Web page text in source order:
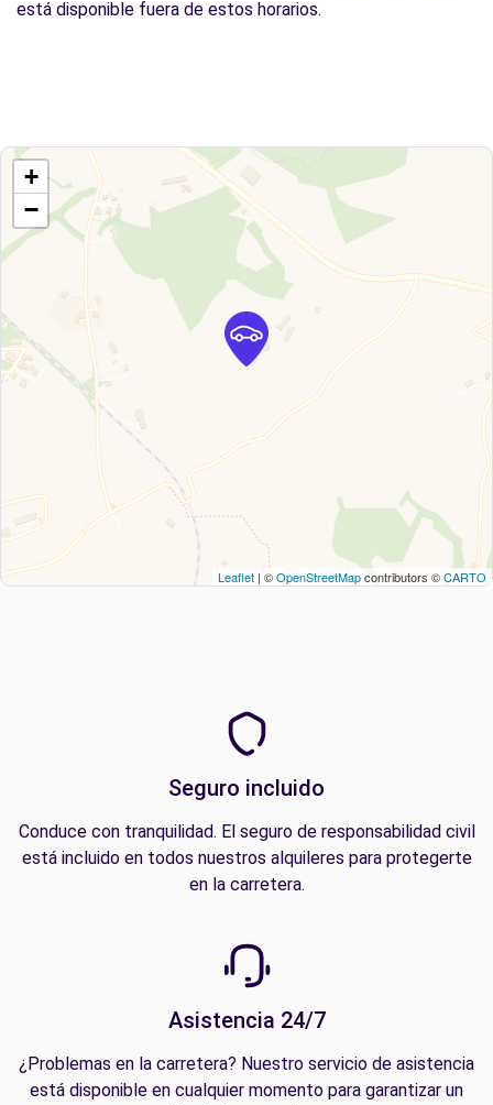
está disponible fuera de estos horarios.
+
−
Leaflet | ©OpenStreetMapcontributors ©CARTO
Seguro incluido
Conduce con tranquilidad. El seguro de responsabilidad civil
está incluido en todos nuestros alquileres para protegerte
en la carretera.
Asistencia 24/7
¿Problemas en la carretera? Nuestro servicio de asistencia
está disponible en cualquier momento para garantizar un